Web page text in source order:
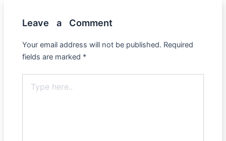
Leave a Comment
Your email address will not be published. Required
fields are marked *
here..